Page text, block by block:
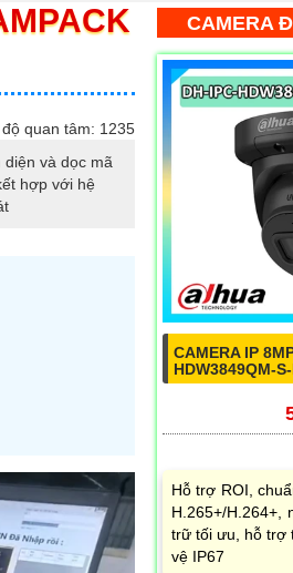
quan tâm: 1235
và dọc mã
hợp với hệ
CAMERA
CAMERA IP
HDW3849QM-
Hỗ trợ ROI,
H.265+/H.264+,
trữ tối ưu, hỗ trợ
vệ IP67